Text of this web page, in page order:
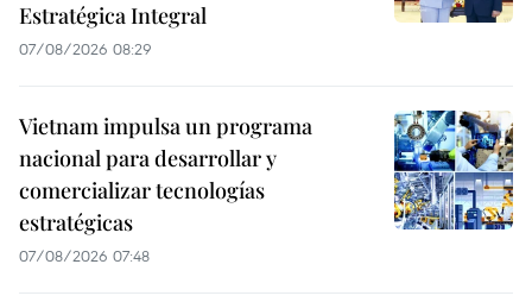
Estratégica Integral
07/08/2026 08:29
Vietnam impulsa un programa
nacional para desarrollar y
comercializar tecnologías
estratégicas
07/08/2026 07:48